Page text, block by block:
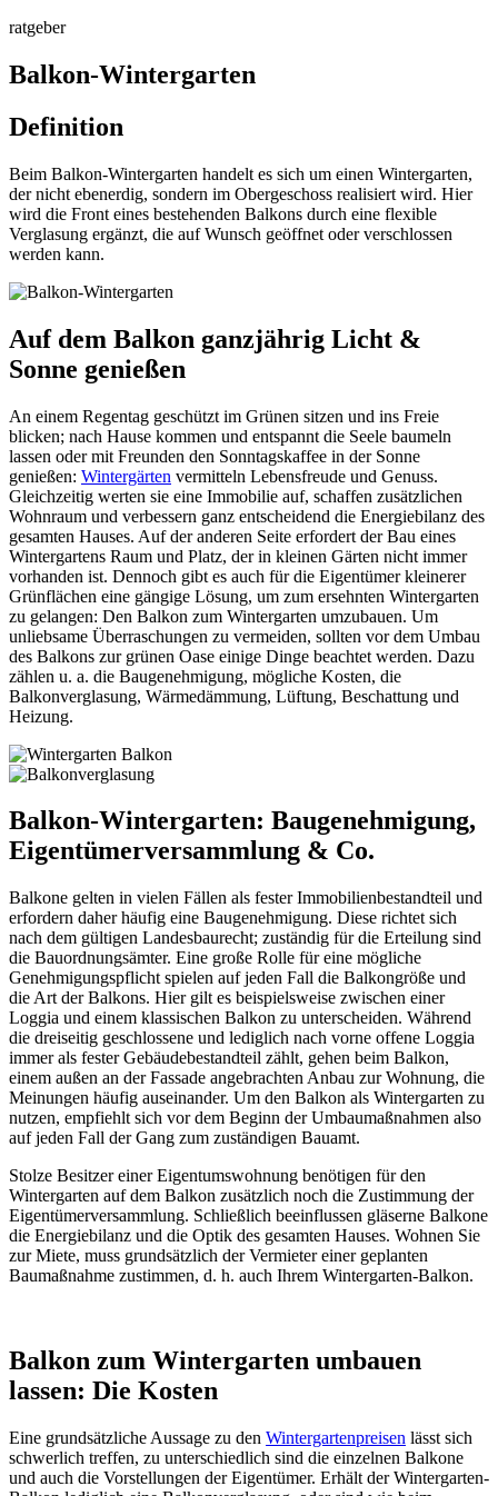
ratgeber
Balkon-Wintergarten
Definition
Beim Balkon-Wintergarten handelt es sich um einen Wintergarten,
der nicht ebenerdig, sondern im Obergeschoss realisiert wird. Hier
wird die Front eines bestehenden Balkons durch eine flexible
Verglasung ergänzt, die auf Wunsch geöffnet oder verschlossen
werden kann.
Auf dem Balkon ganzjährig Licht &
Sonne genießen
An einem Regentag geschützt im Grünen sitzen und ins Freie
blicken; nach Hause kommen und entspannt die Seele baumeln
lassen oder mit Freunden den Sonntagskaffee in der Sonne
genießen: Wintergärten vermitteln Lebensfreude und Genuss.
Gleichzeitig werten sie eine Immobilie auf, schaffen zusätzlichen
Wohnraum und verbessern ganz entscheidend die Energiebilanz des
gesamten Hauses. Auf der anderen Seite erfordert der Bau eines
Wintergartens Raum und Platz, der in kleinen Gärten nicht immer
vorhanden ist. Dennoch gibt es auch für die Eigentümer kleinerer
Grünflächen eine gängige Lösung, um zum ersehnten Wintergarten
zu gelangen: Den Balkon zum Wintergarten umzubauen. Um
unliebsame Überraschungen zu vermeiden, sollten vor dem Umbau
des Balkons zur grünen Oase einige Dinge beachtet werden. Dazu
zählen u. a. die Baugenehmigung, mögliche Kosten, die
Balkonverglasung, Wärmedämmung, Lüftung, Beschattung und
Heizung.
Balkon-Wintergarten: Baugenehmigung,
Eigentümerversammlung & Co.
Balkone gelten in vielen Fällen als fester Immobilienbestandteil und
erfordern daher häufig eine Baugenehmigung. Diese richtet sich
nach dem gültigen Landesbaurecht; zuständig für die Erteilung sind
die Bauordnungsämter. Eine große Rolle für eine mögliche
Genehmigungspflicht spielen auf jeden Fall die Balkongröße und
die Art der Balkons. Hier gilt es beispielsweise zwischen einer
Loggia und einem klassischen Balkon zu unterscheiden. Während
die dreiseitig geschlossene und lediglich nach vorne offene Loggia
immer als fester Gebäudebestandteil zählt, gehen beim Balkon,
einem außen an der Fassade angebrachten Anbau zur Wohnung, die
Meinungen häufig auseinander. Um den Balkon als Wintergarten zu
nutzen, empfiehlt sich vor dem Beginn der Umbaumaßnahmen also
auf jeden Fall der Gang zum zuständigen Bauamt.
Stolze Besitzer einer Eigentumswohnung benötigen für den
Wintergarten auf dem Balkon zusätzlich noch die Zustimmung der
Eigentümerversammlung. Schließlich beeinflussen gläserne Balkone
die Energiebilanz und die Optik des gesamten Hauses. Wohnen Sie
zur Miete, muss grundsätzlich der Vermieter einer geplanten
Baumaßnahme zustimmen, d. h. auch Ihrem Wintergarten-Balkon.
Balkon zum Wintergarten umbauen
lassen: Die Kosten
Eine grundsätzliche Aussage zu den Wintergartenpreisen lässt sich
schwerlich treffen, zu unterschiedlich sind die einzelnen Balkone
und auch die Vorstellungen der Eigentümer. Erhält der Wintergarten-